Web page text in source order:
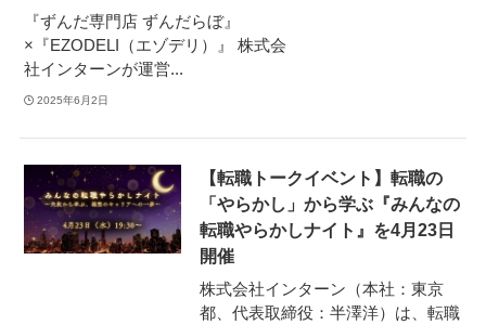
『ずんだ専門店 ずんだらぼ』
×『EZODELI（エゾデリ）』 株式会
社インターンが運営...
2025年6月2日
【転職トークイベント】転職の
「やらかし」から学ぶ『みんなの
転職やらかしナイト』を4月23日
開催
株式会社インターン（本社：東京
都、代表取締役：半澤洋）は、転職